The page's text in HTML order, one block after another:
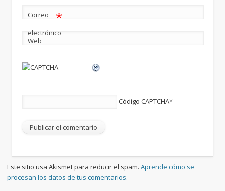
Correo
electrónico
*
Web
Código CAPTCHA*
Este sitio usa Akismet para reducir el spam.Aprende cómo se
procesan los datos de tus comentarios.